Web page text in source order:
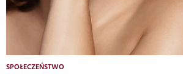
SPOŁECZEŃSTWO